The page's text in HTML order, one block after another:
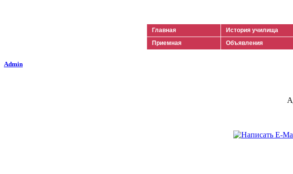
Главная История училища
Приемная
Объявления
Admin